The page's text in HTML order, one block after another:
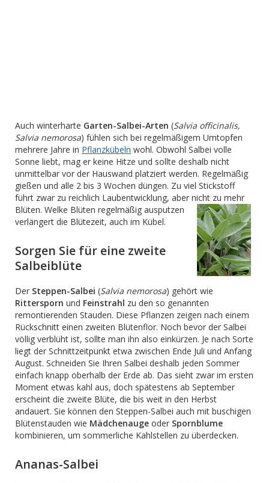
Auch winterharte Garten-Salbei-Arten (Salvia officinalis,
Salvia nemorosa) fühlen sich bei regelmäßigem Umtopfen
mehrere Jahre in Pflanzkübeln wohl. Obwohl Salbei volle
Sonne liebt, mag er keine Hitze und sollte deshalb nicht
unmittelbar vor der Hauswand platziert werden. Regelmäßig
gießen und alle 2 bis 3 Wochen düngen. Zu viel Stickstoff
führt zwar zu reichlich Laubentwicklung, aber nicht zu mehr
Blüten. Welke Blüten regelmäßig ausputzen
verlängert die Blütezeit, auch im Kübel.
Sorgen Sie für eine zweite
Salbeiblüte
Der Steppen-Salbei (Salvia nemorosa) gehört wie
Rittersporn und Feinstrahl zu den so genannten
remontierenden Stauden. Diese Pflanzen zeigen nach einem
Rückschnitt einen zweiten Blütenflor. Noch bevor der Salbei
völlig verblüht ist, sollte man ihn also einkürzen. Je nach Sorte
liegt der Schnittzeitpunkt etwa zwischen Ende Juli und Anfang
August. Schneiden Sie Ihren Salbei deshalb jeden Sommer
einfach knapp oberhalb der Erde ab. Das sieht zwar im ersten
Moment etwas kahl aus, doch spätestens ab September
erscheint die zweite Blüte, die bis weit in den Herbst
andauert. Sie können den Steppen-Salbei auch mit buschigen
Blütenstauden wie Mädchenauge oder Spornblume
kombinieren, um sommerliche Kahlstellen zu überdecken.
Ananas-Salbei